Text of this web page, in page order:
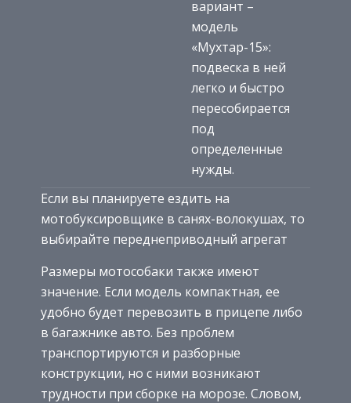
вариант –
модель
«Мухтар-15»:
подвеска в ней
легко и быстро
пересобирается
под
определенные
нужды.
Если вы планируете ездить на
мотобуксировщике в санях-волокушах, то
выбирайте переднеприводный агрегат
Размеры мотособаки также имеют
значение. Если модель компактная, ее
удобно будет перевозить в прицепе либо
в багажнике авто. Без проблем
транспортируются и разборные
конструкции, но с ними возникают
трудности при сборке на морозе. Словом,